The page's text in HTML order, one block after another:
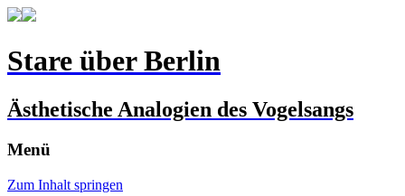
Stare über Berlin
Ästhetische Analogien des Vogelsangs
Menü
Zum Inhalt springen